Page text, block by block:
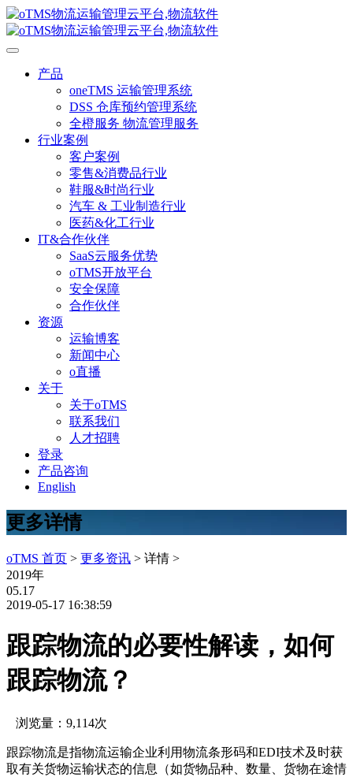
产品
oneTMS 运输管理系统
DSS 仓库预约管理系统
全橙服务 物流管理服务
行业案例
客户案例
零售&消费品行业
鞋服&时尚行业
汽车 & 工业制造行业
医药&化工行业
IT&合作伙伴
SaaS云服务优势
oTMS开放平台
安全保障
合作伙伴
资源
运输博客
新闻中心
o直播
关于
关于oTMS
联系我们
人才招聘
登录
产品咨询
English
更多详情
oTMS 首页 > 更多资讯 > 详情 >
2019年
05.17
2019-05-17 16:38:59
跟踪物流的必要性解读，如何
跟踪物流？
浏览量：9,114次
跟踪物流是指物流运输企业利用物流条形码和EDI技术及时获
取有关货物运输状态的信息（如货物品种、数量、货物在途情